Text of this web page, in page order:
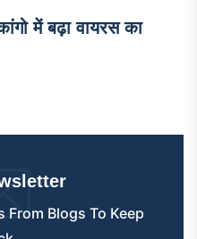
में बढ़ा वायरस का
From Blogs To Keep